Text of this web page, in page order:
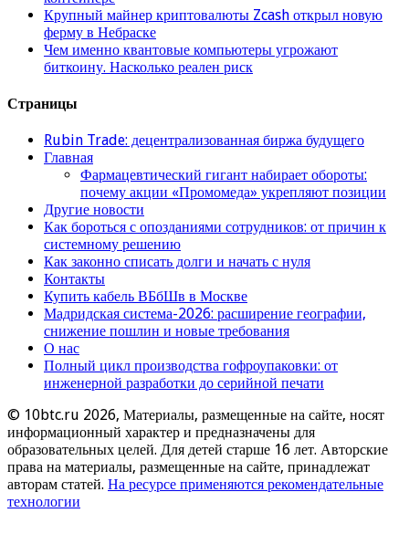
Крупный майнер криптовалюты Zcash открыл новую
ферму в Небраске
Чем именно квантовые компьютеры угрожают
биткоину. Насколько реален риск
Страницы
Rubin Trade: децентрализованная биржа будущего
Главная
Фармацевтический гигант набирает обороты:
почему акции «Промомеда» укрепляют позиции
Другие новости
Как бороться с опозданиями сотрудников: от причин к
системному решению
Как законно списать долги и начать с нуля
Контакты
Купить кабель ВБбШв в Москве
Мадридская система-2026: расширение географии,
снижение пошлин и новые требования
О нас
Полный цикл производства гофроупаковки: от
инженерной разработки до серийной печати
© 10btc.ru 2026, Материалы, размещенные на сайте, носят
информационный характер и предназначены для
образовательных целей. Для детей старше 16 лет. Авторские
права на материалы, размещенные на сайте, принадлежат
авторам статей. На ресурсе применяются рекомендательные
технологии